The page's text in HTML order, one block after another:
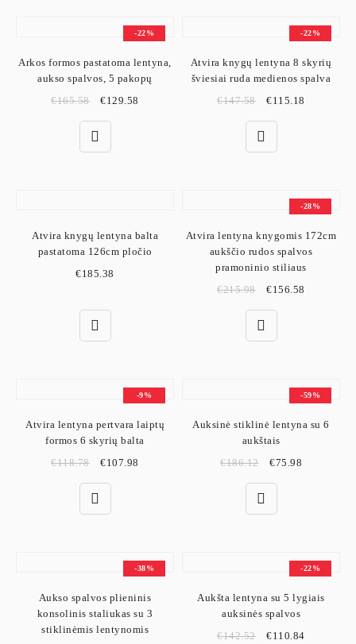
-22%
Arkos formos pastatoma lentyna,
aukso spalvos, 5 pakopų
€165.58 €129.58
-22%
Atvira knygų lentyna 8 skyrių
šviesiai ruda medienos spalva
€147.58 €115.18
Atvira knygų lentyna balta
pastatoma 126cm pločio
€185.38
-28%
Atvira lentyna knygomis 172cm
aukščio rudos spalvos
pramoninio stiliaus
€215.98 €156.58
-9%
Atvira lentyna pertvara laiptų
formos 6 skyrių balta
€118.78 €107.98
-59%
Auksinė stiklinė lentyna su 6
aukštais
€186.12 €75.98
-38%
Aukso spalvos plieninis
konsolinis staliukas su 3
stiklinėmis lentynomis
-22%
Aukšta lentyna su 5 lygiais
auksinės spalvos
€142.52 €110.84